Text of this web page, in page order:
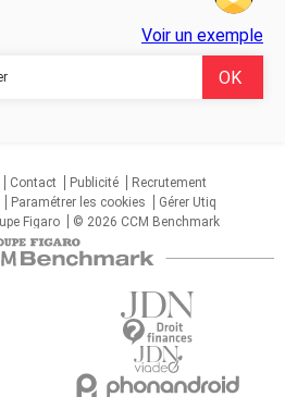
Voir un exemple
Contact Publicité
Recrutement
Paramétrer les cookies
Gérer Utiq
Figaro © 2026 CCM Benchmark